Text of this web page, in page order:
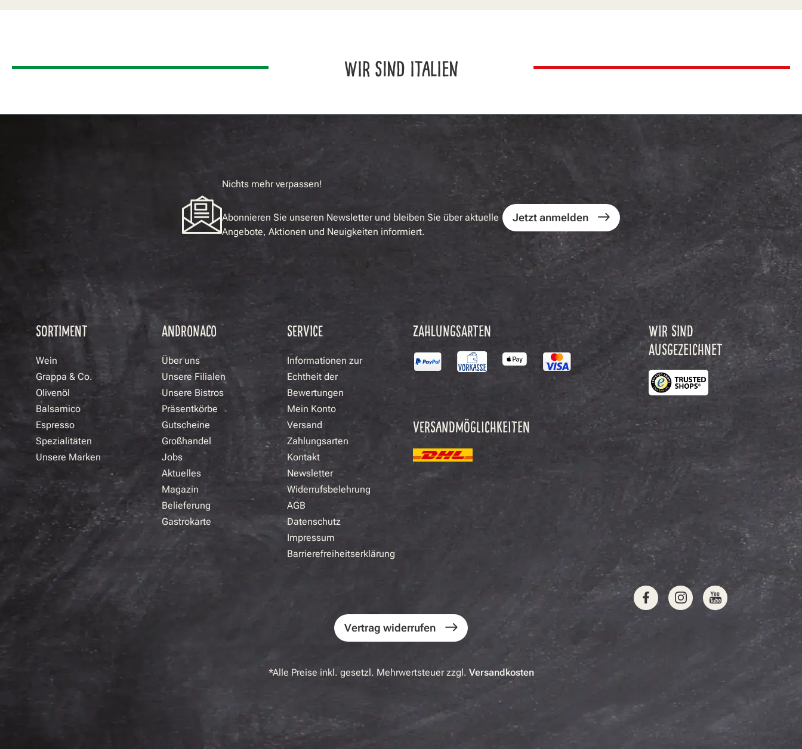
WIR SIND ITALIEN
Nichts mehr verpassen!
Abonnieren Sie unseren Newsletter und bleiben Sie über aktuelle
Angebote, Aktionen und Neuigkeiten informiert.
Jetzt anmelden
SORTIMENT
Wein
Grappa & Co.
Olivenöl
Balsamico
Espresso
Spezialitäten
Unsere Marken
ANDRONACO
Über uns
Unsere Filialen
Unsere Bistros
Präsentkörbe
Gutscheine
Großhandel
Jobs
Aktuelles
Magazin
Belieferung
Gastrokarte
SERVICE
Informationen zur
Echtheit der
Bewertungen
Mein Konto
Versand
Zahlungsarten
Kontakt
Newsletter
Widerrufsbelehrung
AGB
Datenschutz
Impressum
Barrierefreiheitserklärung
ZAHLUNGSARTEN
VERSANDMÖGLICHKEITEN
WIR SIND
AUSGEZEICHNET
Vertrag widerrufen
*Alle Preise inkl. gesetzl. Mehrwertsteuer zzgl. Versandkosten